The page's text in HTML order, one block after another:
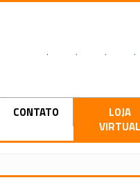
. . . .
CONTATO
LOJA
VIRTUAL